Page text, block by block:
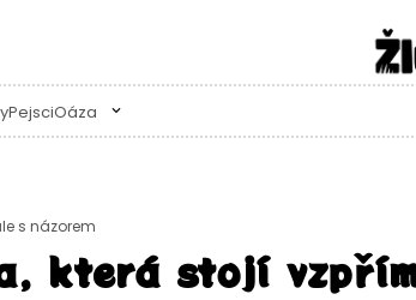
PejsciOáza
s názorem
která stojí